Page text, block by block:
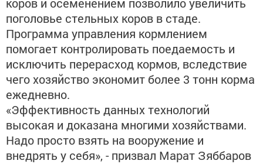
коров и осеменением позволило увеличить
поголовье стельных коров в стаде.
Программа управления кормлением
помогает контролировать поедаемость и
исключить перерасход кормов, вследствие
чего хозяйство экономит более 3 тонн корма
ежедневно.
«Эффективность данных технологий
высокая и доказана многими хозяйствами.
Надо просто взять на вооружение и
внедрять у себя», - призвал Марат Зяббаров